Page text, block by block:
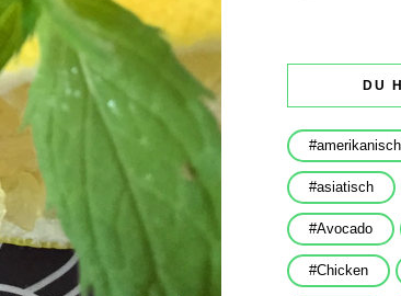
DU
amerikanisch
asiatisch
Avocado
Chicken